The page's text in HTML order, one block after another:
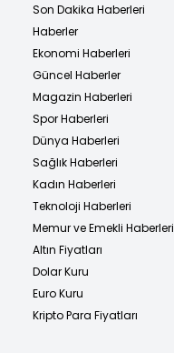
Son Dakika Haberleri
Haberler
Ekonomi Haberleri
Güncel Haberler
Magazin Haberleri
Spor Haberleri
Dünya Haberleri
Sağlık Haberleri
Kadın Haberleri
Teknoloji Haberleri
Memur ve Emekli Haberleri
Altın Fiyatları
Dolar Kuru
Euro Kuru
Kripto Para Fiyatları